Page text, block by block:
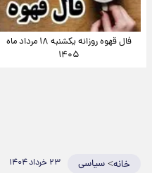
فال قهوه روزانه یکشنبه ۱۸ مرداد ماه
۱۴۰۵
خانه>سیاسی ۲۳ خرداد ۱۴۰۴